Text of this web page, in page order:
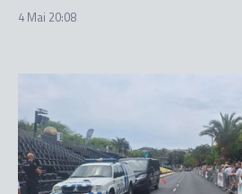
4 Mai 20:08